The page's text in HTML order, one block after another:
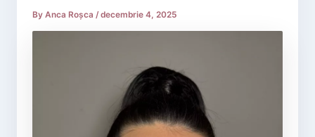
By Anca Roșca /decembrie 4, 2025